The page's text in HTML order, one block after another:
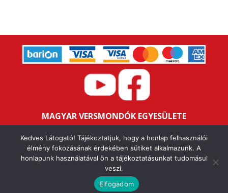
MAGYAR VERSMONDÓK EGYESÜLETE
Bankszámlaszám: 16200106-11646259
Adószám: 18047352-1-43
FELHASZNÁLÁSI FELTÉTELEK
Kedves Látogató! Tájékoztatjuk, hogy a honlap felhasználói
élmény fokozásának érdekében sütiket alkalmazunk. A
honlapunk használatával ön a tájékoztatásunkat tudomásul
veszi.
Elfogadom